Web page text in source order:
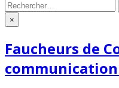
Rechercher
: ×
Faucheurs de
communication